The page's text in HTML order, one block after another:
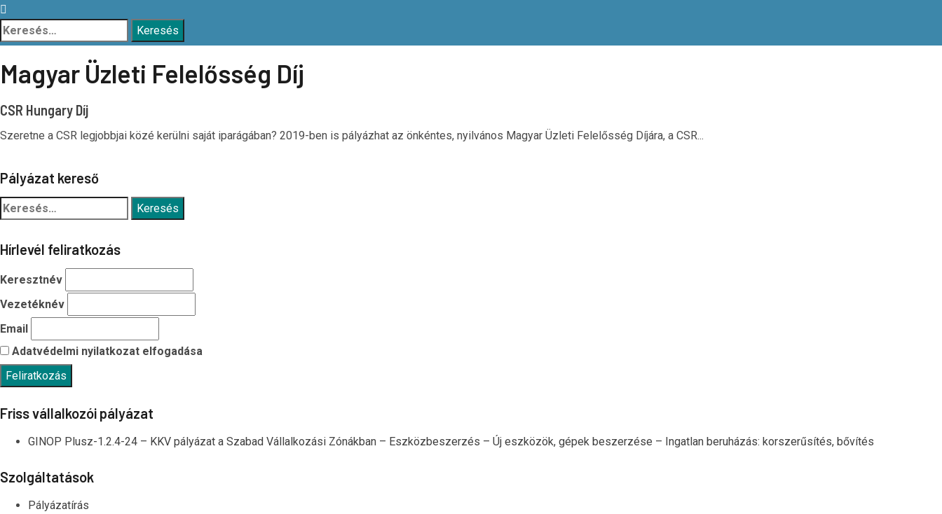
Keresés:
Magyar Üzleti Felelősség Díj
CSR Hungary Díj
Szeretne a CSR legjobbjai közé kerülni saját iparágában? 2019-ben is pályázhat az önkéntes, nyilvános Magyar Üzleti Felelősség Díjára, a CSR...
Pályázat kereső
Keresés:
Hírlevél feliratkozás
Keresztnév
Vezetéknév
Email
Adatvédelmi nyilatkozat elfogadása
Friss vállalkozói pályázat
GINOP Plusz-1.2.4-24 – KKV pályázat a Szabad Vállalkozási Zónákban – Eszközbeszerzés – Új eszközök, gépek beszerzése – Ingatlan beruházás: korszerűsítés, bővítés
Szolgáltatások
Pályázatírás